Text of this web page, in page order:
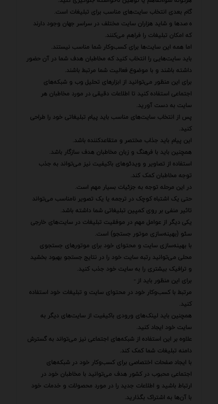
گام بعدی انتخاب سایت‌های مناسب برای تبلیغات است.
ه صدها و شاید هزاران سایت مختلف در سراسر جهان وجود دارند
که امکان تبلیغات را فراهم می‌کنند.
اما همه این سایت‌ها برای کسب‌وکار شما مناسب نیستند.
باید سایت‌هایی را انتخاب کنید که مخاطبان هدف شما در آن حضور
داشته باشند و با موضوع فعالیت شما مرتبط باشند.
برای این منظور می‌توانید از ابزارهای تحلیل وب و شبکه‌های
اجتماعی استفاده کنید تا اطلاعات دقیقی در مورد مخاطبان هر
سایت به دست آورید.
پس از انتخاب سایت‌های مناسب باید پیام تبلیغاتی خود را طراحی
کنید.
این پیام باید جذاب مختصر و متقاعدکننده باشد.
همچنین باید با فرهنگ و زبان مخاطبان هدف سازگار باشد.
استفاده از تصاویر و ویدئوهای باکیفیت نیز می‌تواند به جذب
توجه مخاطبان کمک کند.
در این مرحله توجه به جزئیات بسیار مهم است.
حتی یک اشتباه کوچک در ترجمه یا یک تصویر نامناسب می‌تواند
تاثیر منفی بر روی کمپین تبلیغاتی شما داشته باشد.
یکی دیگر از عوامل مهم در موفقیت تبلیغات در سایت‌های خارجی
سئو (بهینه‌سازی موتور جستجو) است.
با بهینه‌سازی سایت و محتوای خود برای موتورهای جستجوی
محلی می‌توانید رتبه سایت خود را در نتایج جستجو بهبود بخشید
و ترافیک بیشتری را به سایت خود جذب کنید.
برای این منظور باید از -
مرتبط با کسب‌وکار خود در محتوای سایت و تبلیغات خود استفاده
کنید.
همچنین باید لینک‌های ورودی باکیفیت از سایت‌های دیگر به
سایت خود ایجاد کنید.
علاوه بر این استفاده از شبکه‌های اجتماعی نیز می‌تواند به گسترش
دامنه تبلیغات شما کمک کند.
با ایجاد صفحات اختصاصی برای کسب‌وکار خود در شبکه‌های
اجتماعی محبوب در کشور هدف می‌توانید با مخاطبان خود در
ارتباط باشید و اطلاعات جدید را در مورد محصولات و خدمات خود
با آن‌ها به اشتراک بگذارید.